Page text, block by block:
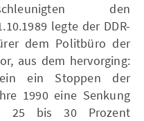
den
legte der DDR-
dem Politbüro der
aus dem hervorging:
ein Stoppen der
1990 eine Senkung
25 bis 30 Prozent